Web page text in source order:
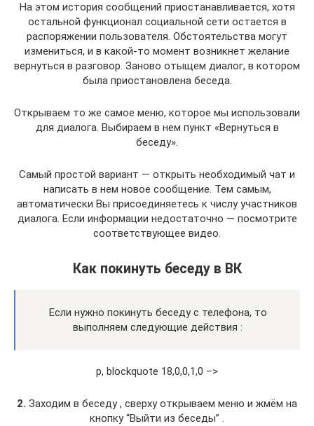
На этом история сообщений приостанавливается, хотя
остальной функционал социальной сети остается в
распоряжении пользователя. Обстоятельства могут
измениться, и в какой-то момент возникнет желание
вернуться в разговор. Заново отыщем диалог, в котором
была приостановлена беседа.
Открываем то же самое меню, которое мы использовали
для диалога. Выбираем в нем пункт «Вернуться в
беседу».
Самый простой вариант — открыть необходимый чат и
написать в нем новое сообщение. Тем самым,
автоматически Вы присоединяетесь к числу участников
диалога. Если информации недостаточно — посмотрите
соответствующее видео.
Как покинуть беседу в ВК
Если нужно покинуть беседу с телефона, то
выполняем следующие действия :
p, blockquote 18,0,0,1,0 –>
2. Заходим в беседу , сверху открываем меню и жмём на
кнопку “Выйти из беседы” .